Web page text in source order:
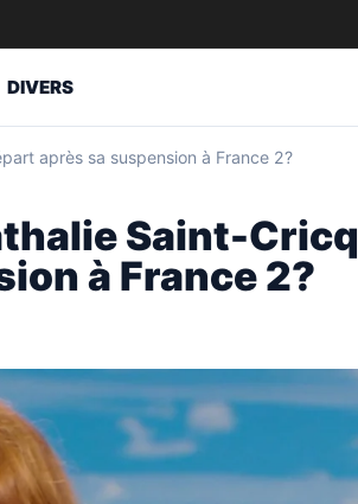
DIVERS
après sa suspension à France 2?
Saint-Cricq
à France 2?